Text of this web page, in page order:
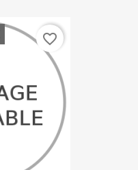
favorite_border